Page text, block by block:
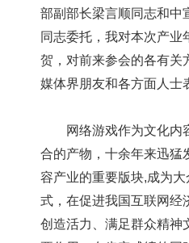
部副部长梁言顺同志和中
同志委托，我对本次产业
贺，对前来参会的各有关
媒体界朋友和各方面人士
网络游戏作为文化内
合的产物，十余年来迅猛
容产业的重要版块,成为
式，在促进我国互联网经
创造活力、满足群众精神